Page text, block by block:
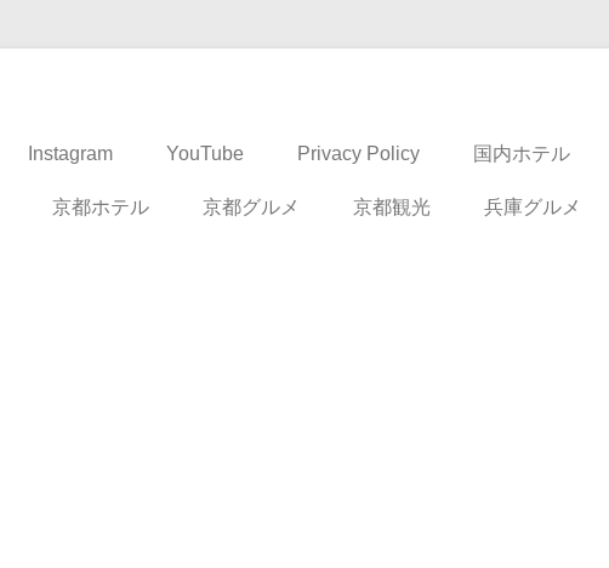
Instagram YouTube Privacy Policy 国内ホテル
京都ホテル 京都グルメ 京都観光 兵庫グルメ